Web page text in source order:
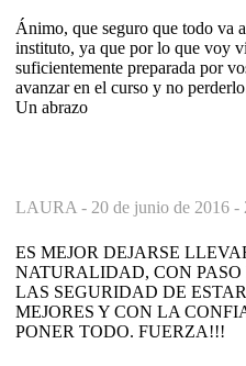
Ánimo, que seguro que todo va
instituto, ya que por lo que voy
suficientemente preparada por
avanzar en el curso y no
Un abrazo
LAURA - 20 de junio de 2016 -
ES MEJOR DEJARSE
NATURALIDAD, CON
LAS SEGURIDAD DE
MEJORES Y CON LA
PONER TODO. FUERZA!!!